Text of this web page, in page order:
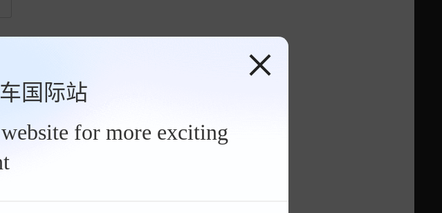
国际站
for more exciting
裸车价：
共35条裸车价 >